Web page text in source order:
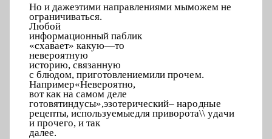
Но и дажеэтими направлениями мыможем не
ограничиваться.
Любой
информационный паблик
«схавает» какую—то
невероятную
историю, связанную
с блюдом, приготовлениемили прочем.
Например«Невероятно,
вот как на самом деле
готовятиндусы»,эзотерический– народные
рецепты, используемыедля приворота\\ удачи
и прочего, и так
далее.